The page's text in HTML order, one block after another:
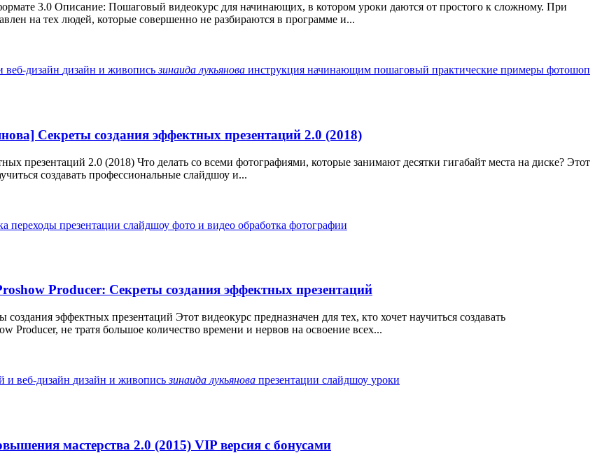
3.0 Описание: Пошаговый видеокурс для начинающих, в котором уроки даются от простого к сложному. При
на тех людей, которые совершенно не разбираются в программе и...
веб-дизайн дизайн и живописьзинаида лукьянова инструкция начинающим пошаговый практические примеры фотошоп
Секреты создания эффектных презентаций 2.0 (2018)
презентаций 2.0 (2018) Что делать со всеми фотографиями, которые занимают десятки гигабайт места на диске? Этот
создавать профессиональные слайдшоу и...
переходы презентации слайдшоу фото и видео обработка фотографии
Producer: Секреты создания эффектных презентаций
эффектных презентаций Этот видеокурс предназначен для тех, кто хочет научиться создавать
Producer, не тратя большое количество времени и нервов на освоение всех...
и веб-дизайн дизайн и живописьзинаида лукьянова презентации слайдшоу уроки
мастерства 2.0 (2015) VIP версия с бонусами